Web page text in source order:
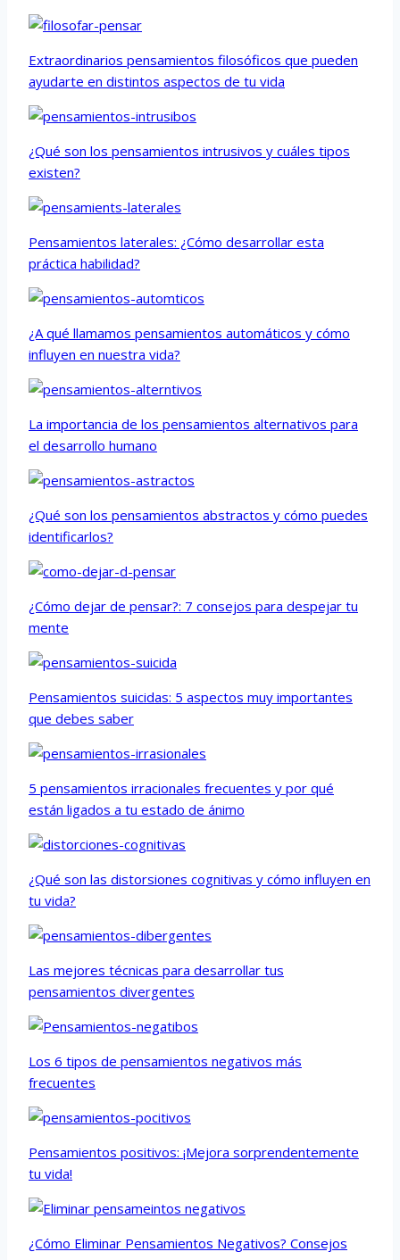
Extraordinarios pensamientos filosóficos que pueden
ayudarte en distintos aspectos de tu vida
¿Qué son los pensamientos intrusivos y cuáles tipos
existen?
Pensamientos laterales: ¿Cómo desarrollar esta
práctica habilidad?
¿A qué llamamos pensamientos automáticos y cómo
influyen en nuestra vida?
La importancia de los pensamientos alternativos para
el desarrollo humano
¿Qué son los pensamientos abstractos y cómo puedes
identificarlos?
¿Cómo dejar de pensar?: 7 consejos para despejar tu
mente
Pensamientos suicidas: 5 aspectos muy importantes
que debes saber
5 pensamientos irracionales frecuentes y por qué
están ligados a tu estado de ánimo
¿Qué son las distorsiones cognitivas y cómo influyen en
tu vida?
Las mejores técnicas para desarrollar tus
pensamientos divergentes
Los 6 tipos de pensamientos negativos más
frecuentes
Pensamientos positivos: ¡Mejora sorprendentemente
tu vida!
¿Cómo Eliminar Pensamientos Negativos? Consejos